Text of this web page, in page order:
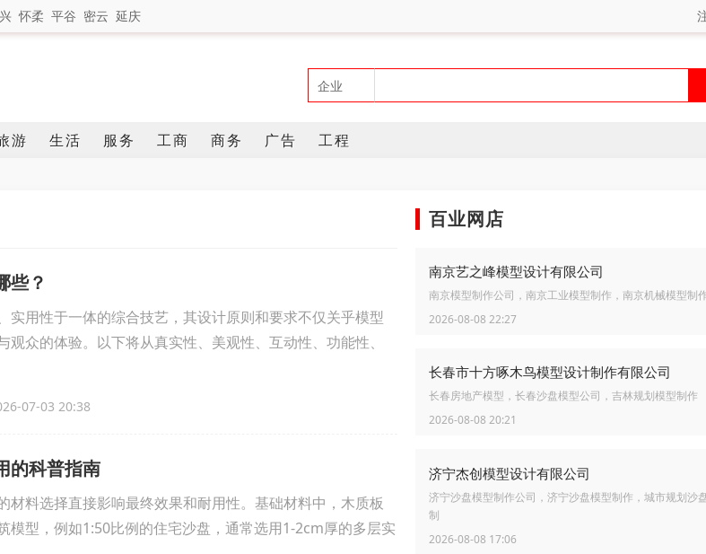
怀柔 平谷 密云 延庆
游 生活 服务 工商 商务 广告 工程
些？
用性于一体的综合技艺，其设计原则和要求不仅关乎模型
众的体验。以下将从真实性、美观性、互动性、功能性、
07-03 20:38
的科普指南
材料选择直接影响最终效果和耐用性。基础材料中，木质板
模型，例如1:50比例的住宅沙盘，通常选用1-2cm厚的多层实
百业网店
南京艺之峰模型设计有限公司
南京模型制作公司，南京工业模型制作，南京机械模型制
2026-08-08 22:27
长春市十方啄木鸟模型设计制作有限公司
长春房地产模型，长春沙盘模型公司，吉林规划模型制作
2026-08-08 20:21
济宁杰创模型设计有限公司
济宁沙盘模型制作公司，济宁沙盘模型制作，城市规划沙
制
2026-08-08 17:06